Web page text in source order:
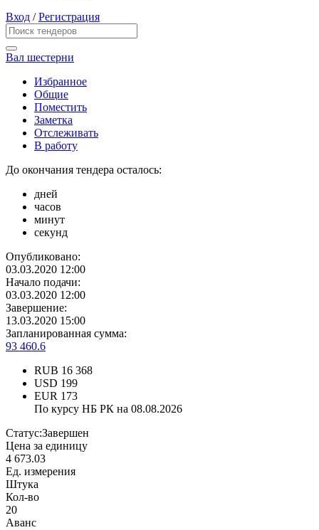
Вход /Регистрация
Вал шестерни
Избранное
Общие
Поместить
Заметка
Отслеживать
В работу
До окончания тендера осталось:
дней
часов
минут
секунд
Опубликовано:
03.03.2020 12:00
Начало подачи:
03.03.2020 12:00
Завершение:
13.03.2020 15:00
Запланированная сумма:
93 460.6
RUB 16 368
USD 199
EUR 173
По курсу НБ РК на 08.08.2026
Статус:Завершен
Цена за единицу
4 673.03
Ед. измерения
Штука
Кол-во
20
Аванс